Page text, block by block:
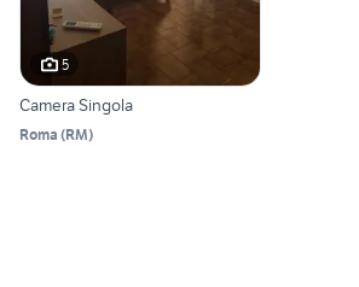
5
Camera Singola
Roma (RM)